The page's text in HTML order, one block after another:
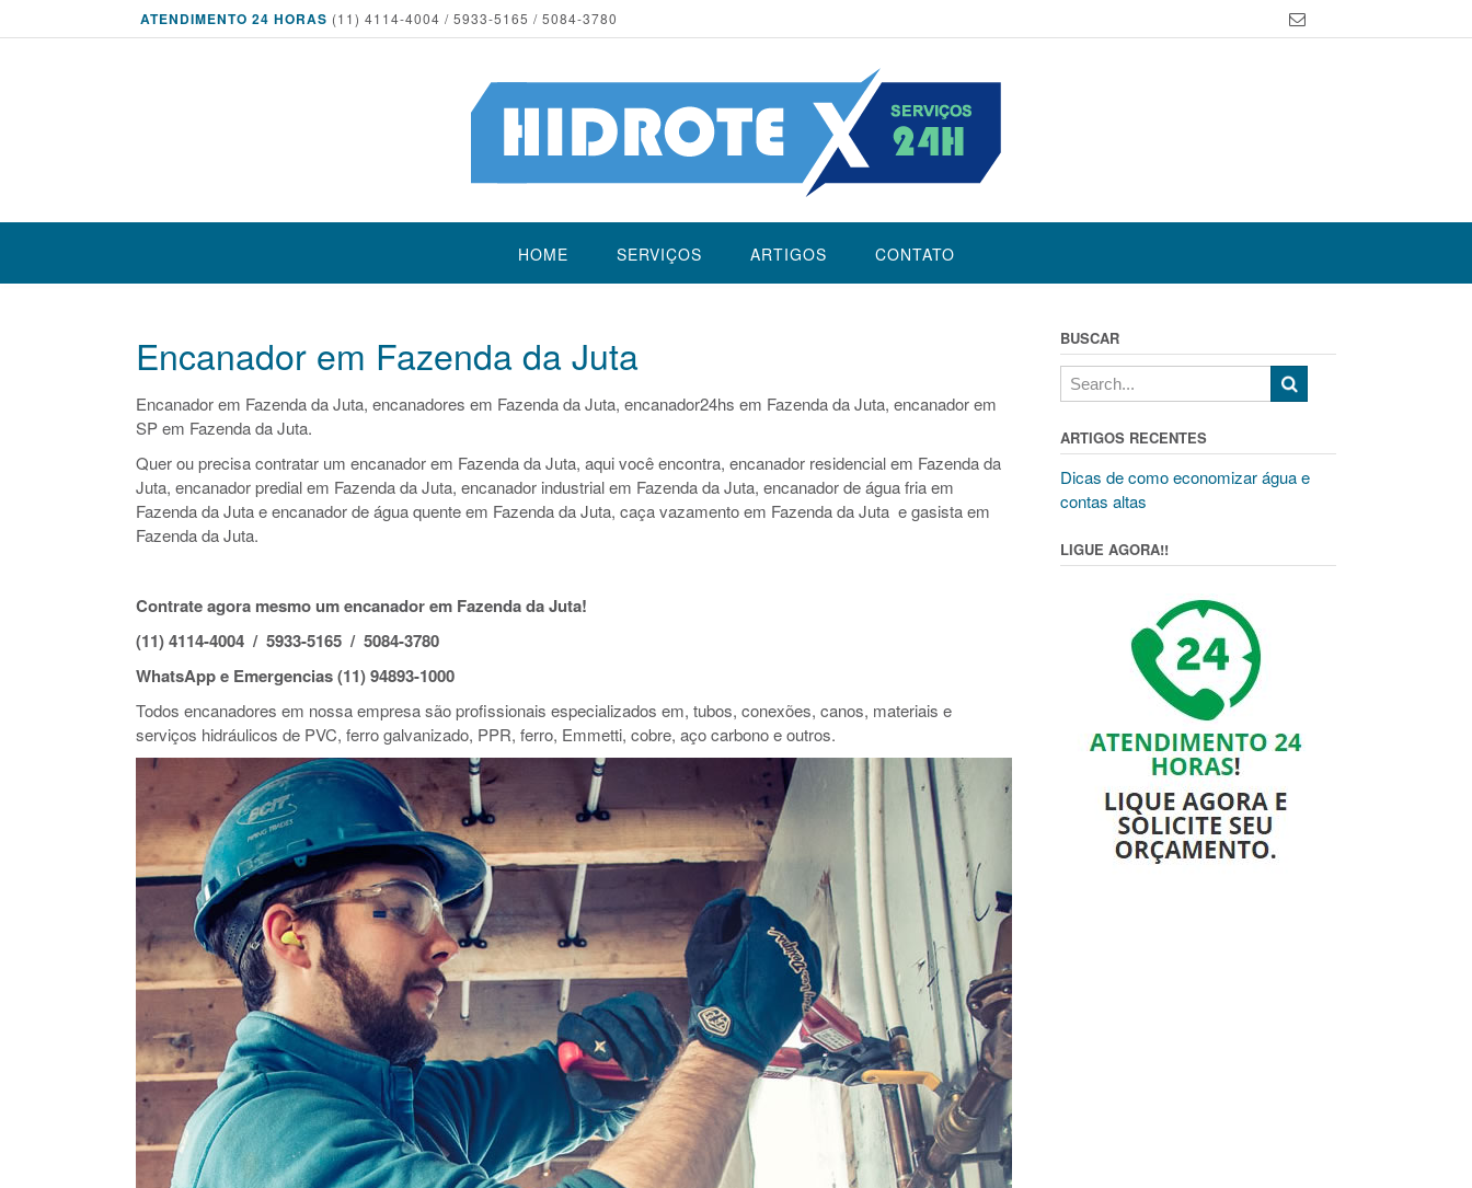
ATENDIMENTO 24 HORAS (11) 4114-4004 / 5933-5165 / 5084-3780
HOME SERVIÇOS ARTIGOS CONTATO
Encanador em Fazenda da Juta
Encanador em Fazenda da Juta, encanadores em Fazenda da Juta, encanador24hs em Fazenda da Juta, encanador em
SP em Fazenda da Juta.
Quer ou precisa contratar um encanador em Fazenda da Juta, aqui você encontra, encanador residencial em Fazenda da
Juta, encanador predial em Fazenda da Juta, encanador industrial em Fazenda da Juta, encanador de água fria em
Fazenda da Juta e encanador de água quente em Fazenda da Juta, caça vazamento em Fazenda da Juta e gasista em
Fazenda da Juta.
Contrate agora mesmo um encanador em Fazenda da Juta!
(11) 4114-4004 / 5933-5165 / 5084-3780
WhatsApp e Emergencias (11) 94893-1000
Todos encanadores em nossa empresa são profissionais especializados em, tubos, conexões, canos, materiais e
serviços hidráulicos de PVC, ferro galvanizado, PPR, ferro, Emmetti, cobre, aço carbono e outros.
BUSCAR
ARTIGOS RECENTES
Dicas de como economizar água e
contas altas
LIGUE AGORA!!